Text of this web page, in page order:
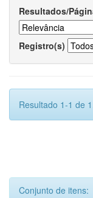
Resultados/
Registro(s)
Resultado 1-1 de
Conjunto de itens: